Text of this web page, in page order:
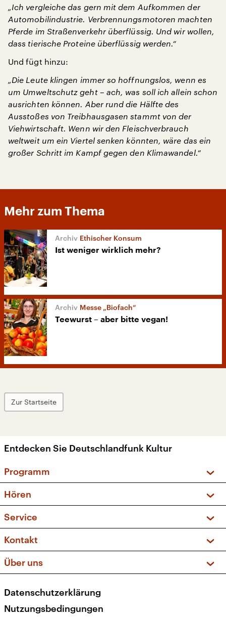
„Ich vergleiche das gern mit dem Aufkommen der
Automobilindustrie. Verbrennungsmotoren machten
Pferde im Straßenverkehr überflüssig. Und wir wollen,
dass tierische Proteine überflüssig werden.“
Und fügt hinzu:
„Die Leute klingen immer so hoffnungslos, wenn es
um Umweltschutz geht – ach, was soll ich allein schon
ausrichten können. Aber rund die Hälfte des
Ausstoßes von Treibhausgasen stammt von der
Viehwirtschaft. Wenn wir den Fleischverbrauch
weltweit um ein Viertel senken könnten, wäre das ein
großer Schritt im Kampf gegen den Klimawandel.“
Mehr zum Thema
Ethischer Konsum
Ist weniger wirklich mehr?
Messe „Biofach“
Teewurst – aber bitte vegan!
Zur Startseite
Entdecken Sie Deutschlandfunk Kultur
Programm
Sendungen und Podcasts
Musikliste
Kakadu – Das Kinderprogramm
Hören
Frequenzen (UKW + DAB+)
Service
FAQ
Apps
Newsletter
Veranstaltungen
Kontakt
Social Media
Über uns
Presse
Karriere
Datenschutzerklärung
Nutzungsbedingungen